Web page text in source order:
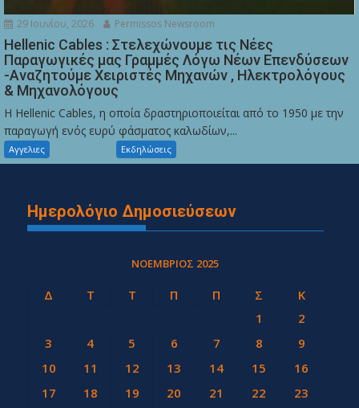
29 Ιουνίου, 2026 Permissos Newsroom
Hellenic Cables : Στελεχώνουμε τις Νέες
Παραγωγικές μας Γραμμές Λόγω Νέων Επενδύσεων
-Αναζητούμε Χειριστές Μηχανών , Ηλεκτρολόγους
& Μηχανολόγους
Η Hellenic Cables, η οποία δραστηριοποιείται από το 1950 με την
παραγωγή ενός ευρύ φάσματος καλωδίων,...
Αγγελιες Εκδηλώσεις
Ημερολόγιο Δημοσιεύσεων
ΝΟΈΜΒΡΙΟΣ 2025
Δ Τ Τ Π Π Σ
Κ
1
2
3
4 5 6 7 8
9
10
11 12 13 14 15
16
17
18 19 20 21 22
23